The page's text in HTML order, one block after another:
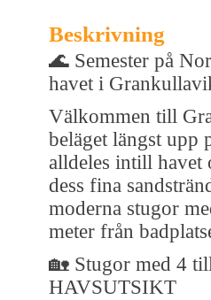
Beskrivning
🌊 Semester på
havet i
Välkommen till
beläget längst upp
alldeles intill havet
dess fina
moderna stugor
meter från
🏡 Stugor med 4
HAVSUTSIKT